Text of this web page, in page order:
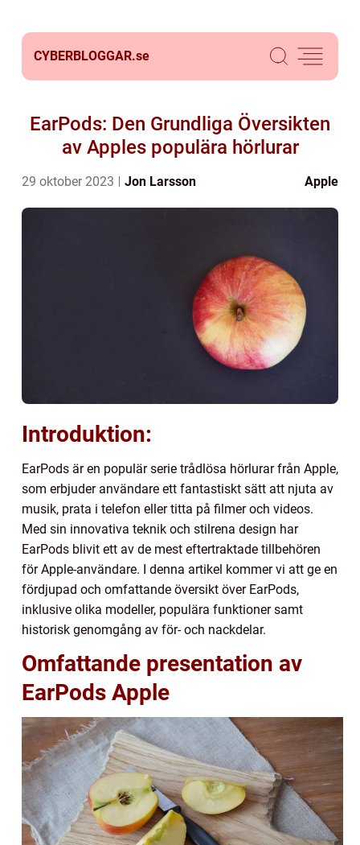
CYBERBLOGGAR.se
EarPods: Den Grundliga Översikten
av Apples populära hörlurar
29 oktober 2023 Jon Larsson Apple
Introduktion:
EarPods är en populär serie trådlösa hörlurar från Apple,
som erbjuder användare ett fantastiskt sätt att njuta av
musik, prata i telefon eller titta på filmer och videos.
Med sin innovativa teknik och stilrena design har
EarPods blivit ett av de mest eftertraktade tillbehören
för Apple-användare. I denna artikel kommer vi att ge en
fördjupad och omfattande översikt över EarPods,
inklusive olika modeller, populära funktioner samt
historisk genomgång av för- och nackdelar.
Omfattande presentation av
EarPods Apple